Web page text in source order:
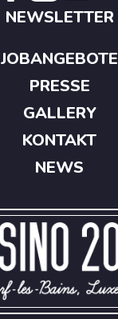
NEWSLETTER
JOBANGEBOTE
PRESSE
GALLERY
KONTAKT
NEWS